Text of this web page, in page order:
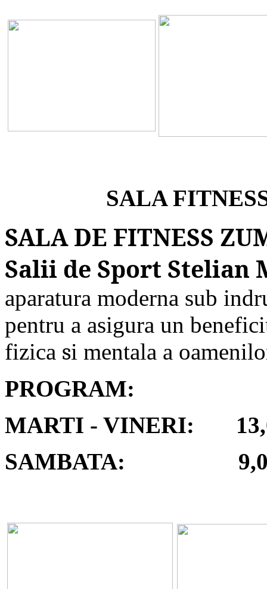
SALA
SALA DE FITNESS
Salii de Sport Stelian
aparatura moderna sub
pentru a asigura un
fizica si mentala a
PROGRAM:
MARTI - VINERI:
SAMBATA: 9,00